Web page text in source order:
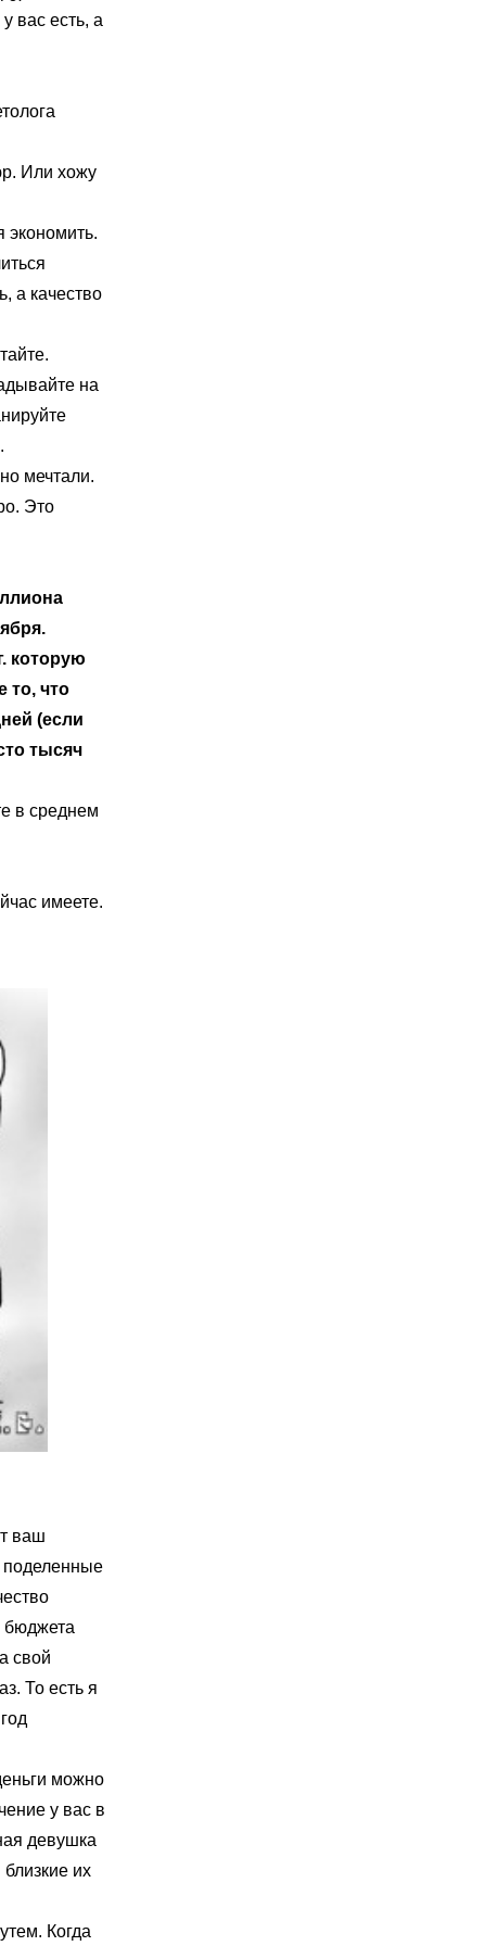
вас есть, а
Или хожу
экономить.
а качество
на
мечтали.
Это
которую
то, что
(если
тысяч
в среднем
имеете.
ваш
бюджета
свой
То есть я
можно
у вас в
девушка
их
Когда